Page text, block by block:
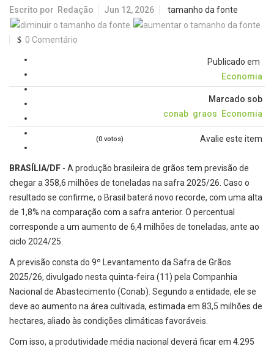
Escrito por Redação Jun 12, 2026 tamanho da fonte
0 Comentário
Publicado em
Economia
Marcado sob
conab graos Economia
Avalie este item
(0 votos)
BRASÍLIA/DF - A produção brasileira de grãos tem previsão de
chegar a 358,6 milhões de toneladas na safra 2025/26. Caso o
resultado se confirme, o Brasil baterá novo recorde, com uma alta
de 1,8% na comparação com a safra anterior. O percentual
corresponde a um aumento de 6,4 milhões de toneladas, ante ao
ciclo 2024/25.
A previsão consta do 9º Levantamento da Safra de Grãos
2025/26, divulgado nesta quinta-feira (11) pela Companhia
Nacional de Abastecimento (Conab). Segundo a entidade, ele se
deve ao aumento na área cultivada, estimada em 83,5 milhões de
hectares, aliado às condições climáticas favoráveis.
Com isso, a produtividade média nacional deverá ficar em 4.295